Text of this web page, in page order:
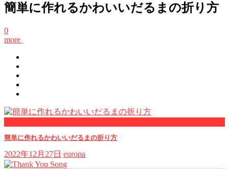
簡単に作れるかわいいだるまの折り方
0
more
簡単に作れるかわいいだるまの折り方
2022年12月27日 europa